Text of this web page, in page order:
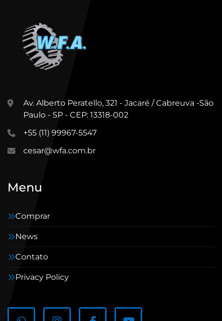
Av. Alberto Peratello, 321 - Jacaré / Cabreuva -São
Paulo - SP - CEP: 13318-002
+55 (11) 99967-5547
cesar@wfa.com.br
Menu
Comprar
News
Contato
Privacy Policy